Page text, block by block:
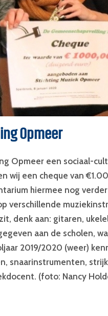
Opmeer
Opmeer een sociaal-
wij een cheque van
hiermee nog
verschillende
denk aan: gitaren,
aan de scholen,
2019/2020 (weer)
snaarinstrumenten,
(foto: Nancy